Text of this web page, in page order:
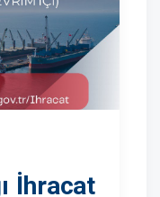
İhracat